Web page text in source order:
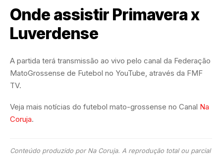
Onde assistir Primavera x
Luverdense
A partida terá transmissão ao vivo pelo canal da Federação
MatoGrossense de Futebol no YouTube, através da FMF
TV.
Veja mais notícias do futebol mato-grossense no Canal Na
Coruja.
Conteúdo produzido por Na Coruja. A reprodução total ou parcial